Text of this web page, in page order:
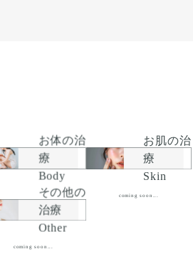
お体の治
療
Body
お肌の治
療
Skin
coming soon...
その他の
治療
Other
coming soon...